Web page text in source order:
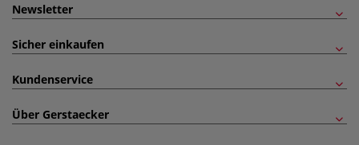
Newsletter
Sicher einkaufen
Kundenservice
Über Gerstaecker